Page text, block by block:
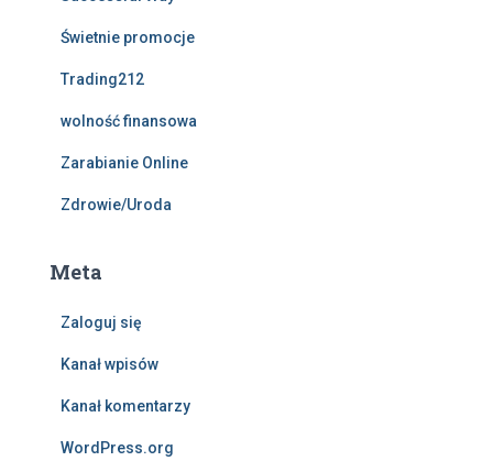
Świetnie promocje
Trading212
wolność finansowa
Zarabianie Online
Zdrowie/Uroda
Meta
Zaloguj się
Kanał wpisów
Kanał komentarzy
WordPress.org